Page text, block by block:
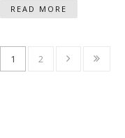
READ MORE
1 2